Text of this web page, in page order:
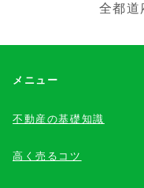
全都道
メニュー
不動産の基礎知識
高く売るコツ